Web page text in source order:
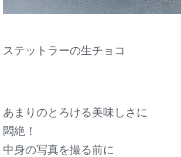
ステットラーの生チョコ
あまりのとろける美味しさに
悶絶！
中身の写真を撮る前に